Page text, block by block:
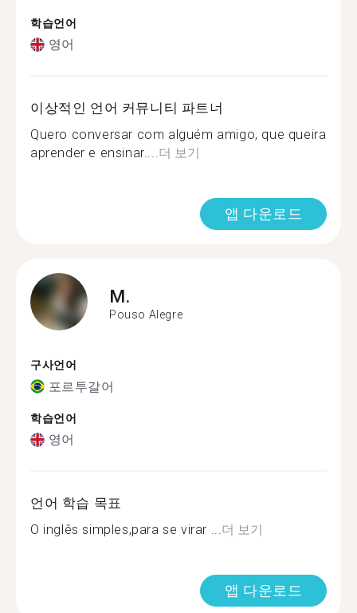
학습언어
영어
이상적인 언어 커뮤니티 파트너
Quero conversar com alguém amigo, que queira
aprender e ensinar....더 보기
앱 다운로드
M.
Pouso Alegre
구사언어
포르투갈어
학습언어
영어
언어 학습 목표
O inglês simples,para se virar ...더 보기
앱 다운로드